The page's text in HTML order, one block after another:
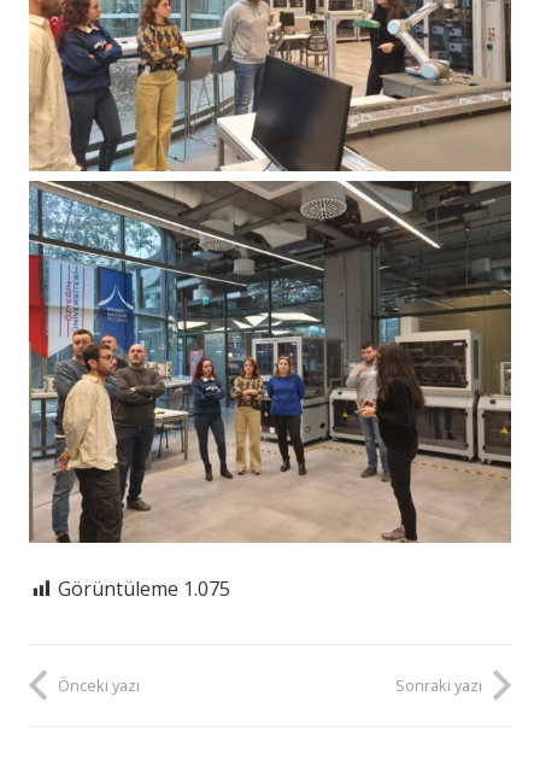
Görüntüleme 1.075
Önceki yazı Sonraki yazı